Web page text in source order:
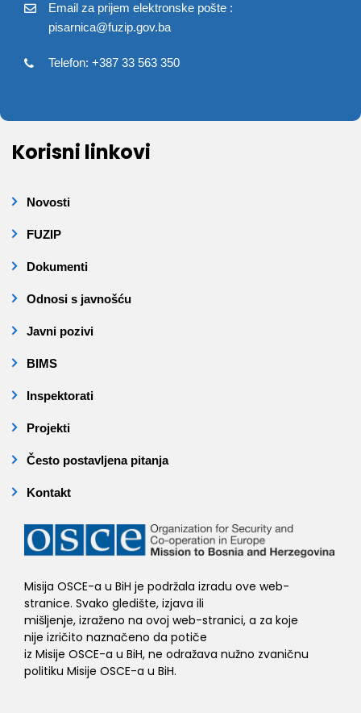
Email za prijem elektronske pošte :
pisarnica@fuzip.gov.ba
Telefon: +387 33 563 350
Korisni linkovi
Novosti
FUZIP
Dokumenti
Odnosi s javnošću
Javni pozivi
BIMS
Inspektorati
Projekti
Često postavljena pitanja
Kontakt
Misija OSCE-a u BiH je podržala izradu ove web-
stranice. Svako gledište, izjava ili
mišljenje, izraženo na ovoj web-stranici, a za koje
nije izričito naznačeno da potiče
iz Misije OSCE-a u BiH, ne odražava nužno zvaničnu
politiku Misije OSCE-a u BiH.